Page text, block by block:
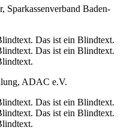
Sparkassenverband Baden-
Das ist ein Blindtext.
Das ist ein Blindtext.
ADAC e.V.
Das ist ein Blindtext.
Das ist ein Blindtext.